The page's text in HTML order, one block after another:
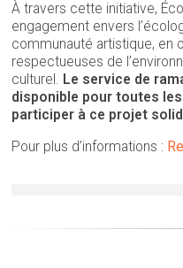
À travers cette initiative,
engagement envers
communauté artistique, en
respectueuses de
culturel. Le service de
disponible pour toutes
participer à ce projet
Pour plus d’informations :